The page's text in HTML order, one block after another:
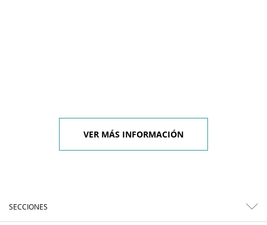
VER MÁS INFORMACIÓN
SECCIONES